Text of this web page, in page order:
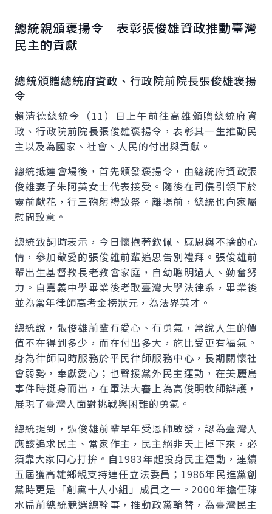
總統親頒褒揚令 表彰張俊雄資政推動臺灣
民主的貢獻
總統頒贈總統府資政、行政院前院長張俊雄褒揚
令
賴清德總統今（11）日上午前往高雄頒贈總統府資
政、行政院前院長張俊雄褒揚令，表彰其一生推動民
主以及為國家、社會、人民的付出與貢獻。
總統抵達會場後，首先頒發褒揚令，由總統府資政張
俊雄妻子朱阿英女士代表接受。隨後在司儀引領下於
靈前獻花，行三鞠躬禮致祭。離場前，總統也向家屬
慰問致意。
總統致詞時表示，今日懷抱著欽佩、感恩與不捨的心
情，參加敬愛的張俊雄前輩追思告別禮拜。張俊雄前
輩出生基督教長老教會家庭，自幼聰明過人、勤奮努
力。自嘉義中學畢業後考取臺灣大學法律系，畢業後
並為當年律師高考金榜狀元，為法界英才。
總統說，張俊雄前輩有愛心、有勇氣，常說人生的價
值不在得到多少，而在付出多大，施比受更有福氣。
身為律師同時服務於平民律師服務中心，長期關懷社
會弱勢，奉獻愛心；也聲援黨外民主運動，在美麗島
事件時挺身而出，在軍法大審上為高俊明牧師辯護，
展現了臺灣人面對挑戰與困難的勇氣。
總統提到，張俊雄前輩早年受恩師啟發，認為臺灣人
應該追求民主、當家作主，民主絕非天上掉下來，必
須靠大家同心打拚。自1983年起投身民主運動，連續
五屆獲高雄鄉親支持連任立法委員；1986年民進黨創
黨時更是「創黨十人小組」成員之一。2000年擔任陳
水扁前總統競選總幹事，推動政黨輪替，為臺灣民主